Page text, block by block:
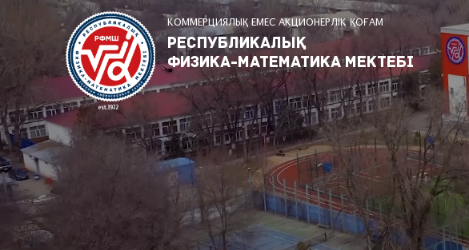
КОММЕРЦИЯЛЫҚ ЕМЕС АКЦИОНЕРЛІК ҚОҒАМ
Республикалық
физика-математика мектебі